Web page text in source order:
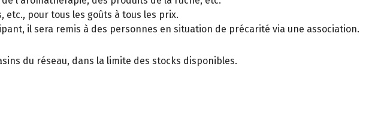
pour tous les goûts à tous les prix.
il sera remis à des personnes en situation de précarité via une association.
du réseau, dans la limite des stocks disponibles.